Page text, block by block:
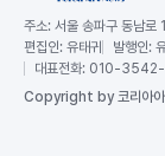
주소: 서울 송파구 동남
편집인: 유태귀 발행인:
대표전화: 010-3542-
Copyright by 코리아아